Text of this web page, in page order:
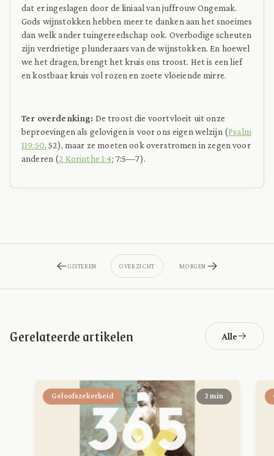
dat er ingeslagen door de liniaal van juffrouw Ongemak.
Gods wijnstokken hebben meer te danken aan het snoeimes
dan welk ander tuingereedschap ook. Overbodige scheuten
zijn verdrietige plunderaars van de wijnstokken. En hoewel
we het dragen, brengt het kruis ons troost. Het is een lief
en kostbaar kruis vol rozen en zoete vloeiende mirre.
Ter overdenking: De troost die voortvloeit uit onze
beproevingen als gelovigen is voor ons eigen welzijn (Psalm
119:50, 52), maar ze moeten ook overstromen in zegen voor
anderen (2 Korinthe 1:4; 7:5—7).
GISTEREN OVERZICHT MORGEN
Gerelateerde artikelen Alle
Geloofszekerheid 2 min